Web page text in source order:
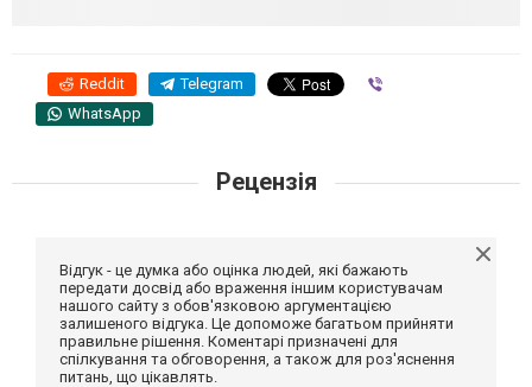
Reddit Telegram
WhatsApp
Рецензія
Відгук - це думка або оцінка людей, які бажають
передати досвід або враження іншим користувачам
нашого сайту з обов'язковою аргументацією
залишеного відгука. Це допоможе багатьом прийняти
правильне рішення. Коментарі призначені для
спілкування та обговорення, а також для роз'яснення
питань, що цікавлять.